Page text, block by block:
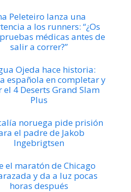
Peleteiro lanza una
a los runners: “¿Os
médicas antes de
salir a correr?”
Ojeda hace historia:
española en completar y
el 4 Deserts Grand Slam
Plus
noruega pide prisión
el padre de Jakob
Ingebrigtsen
el maratón de Chicago
y da a luz pocas
horas después